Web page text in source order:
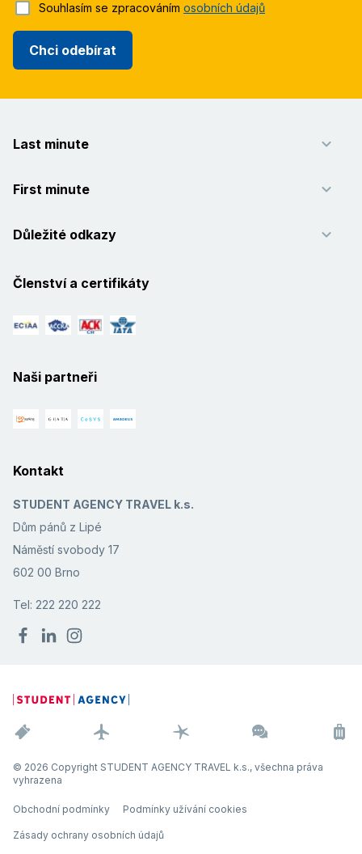
Chci odebírat
Souhlasím se zpracováním osobních údajů
Last minute
First minute
Důležité odkazy
Členství a certifikáty
Naši partneři
Kontakt
STUDENT AGENCY TRAVEL k.s.
Dům pánů z Lipé
Náměstí svobody 17
602 00 Brno
Tel: 222 220 222
© 2026 Copyright STUDENT AGENCY TRAVEL k.s., všechna práva
vyhrazena
Obchodní podmínky Podmínky užívání cookies
Zásady ochrany osobních údajů